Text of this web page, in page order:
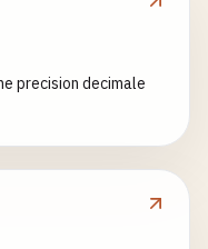
precision decimale